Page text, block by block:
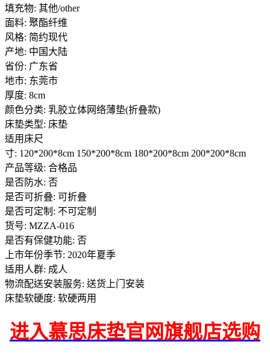
填充物: 其他/other
面料: 聚酯纤维
风格: 简约现代
产地: 中国大陆
省份: 广东省
地市: 东莞市
厚度: 8cm
颜色分类: 乳胶立体网络薄垫(折叠款)
床垫类型: 床垫
适用床尺
寸: 120*200*8cm 150*200*8cm 180*200*8cm 200*200*8cm
产品等级: 合格品
是否防水: 否
是否可折叠: 可折叠
是否可定制: 不可定制
货号: MZZA-016
是否有保健功能: 否
上市年份季节: 2020年夏季
适用人群: 成人
物流配送安装服务: 送货上门安装
床垫软硬度: 软硬两用
进入慕思床垫官网旗舰店选购